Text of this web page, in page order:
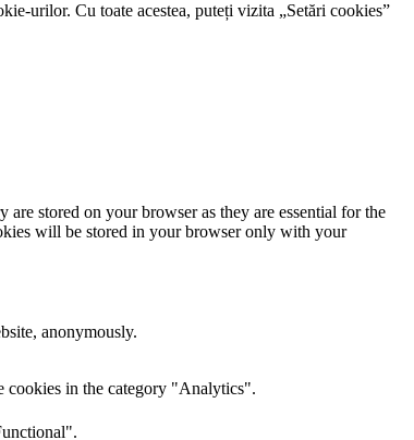
urilor. Cu toate acestea, puteți vizita „Setări cookies”
stored on your browser as they are essential for the
will be stored in your browser only with your
anonymously.
cookies in the category "Analytics".